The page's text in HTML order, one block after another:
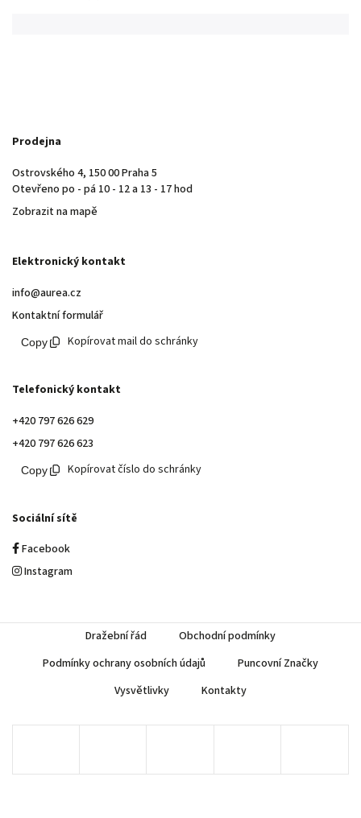
Prodejna
Ostrovského 4, 150 00 Praha 5
Otevřeno po - pá 10 - 12 a 13 - 17 hod
Zobrazit na mapě
Elektronický kontakt
info@aurea.cz
Kontaktní formulář
Kopírovat mail do schránky
Telefonický kontakt
+420 797 626 629
+420 797 626 623
Kopírovat číslo do schránky
Sociální sítě
Facebook
Instagram
Dražební řád
Obchodní podmínky
Podmínky ochrany osobních údajů
Puncovní Značky
Vysvětlivky
Kontakty